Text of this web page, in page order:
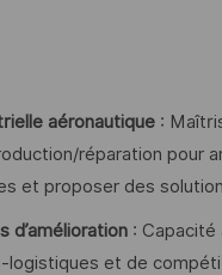
aéronautique:
réparation pour
et proposer des
d’amélioration: Capacité
logistiques et de